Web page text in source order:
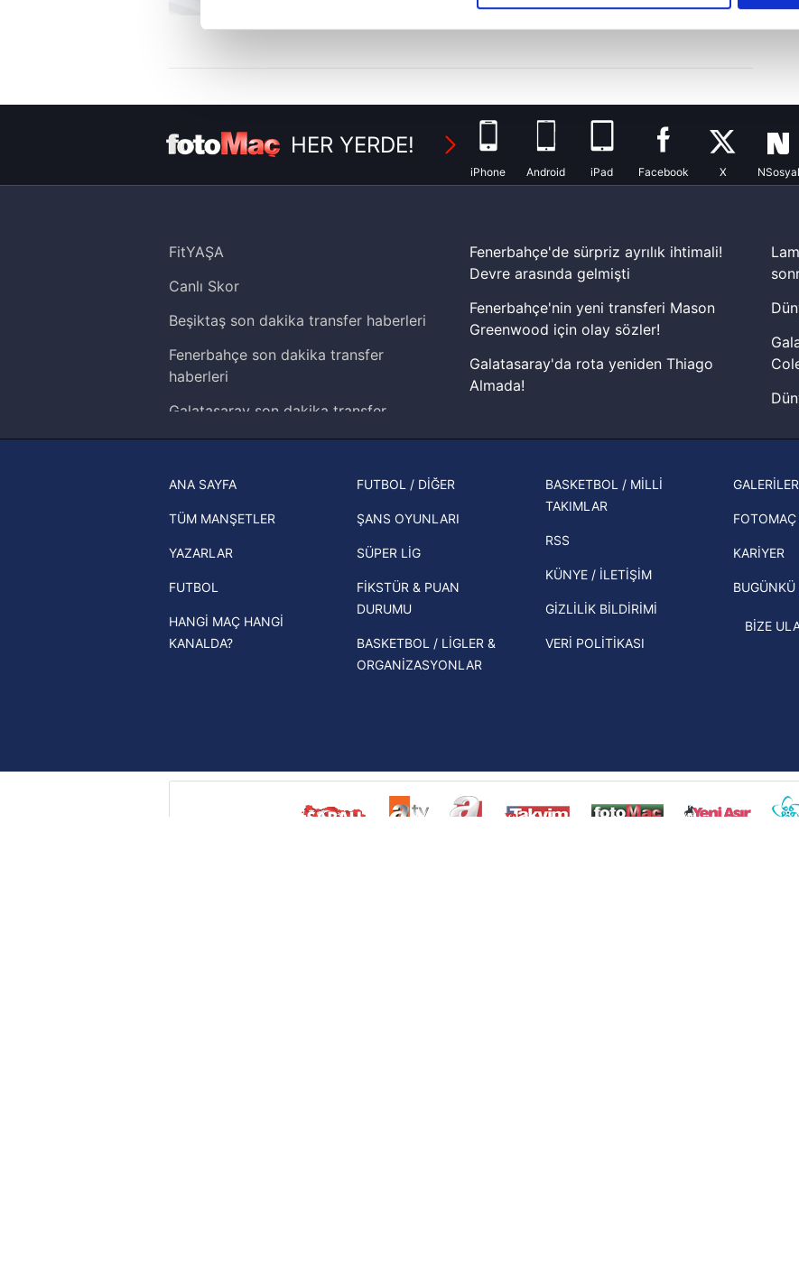
Her halükârda, kullanıcılar, bu çerezlere izin vermedikleri takdirde, kullanıcılara hedefli
çerezler vasıtasıyla çeşitli kişisel verileriniz işlenmekte olup gerekli olan çerezler bilgi
reklam/pazarlama faaliyetlerinin yapılması, amaçlarıyla sınırlı olarak açık rızanız dahilinde
Çerezlere ilişkin tercihlerinizi aşağıda yer alan panel vasıtasıyla belirleyebilirsiniz. Çerezlere
butonuna tıklayabilir,Çerez Bilgilendirme Metnimiziziyaret edebilirsiniz.
6698 sayılı Kişisel Verilerin Korunması Kanunu uyarınca hazırlanmış Aydınlatma Metnimizi
mevzuata uygun olarak kullanılan çerezlerle ilgili bilgi almak için lütfentıklayınız.
HER YERDE!
iPhone Android iPad Facebook X NSosyal
FitYAŞA
Canlı Skor
Beşiktaş son dakika transfer haberleri
Fenerbahçe son dakika transfer
haberleri
Galatasaray son dakika transfer
haberleri
Trendyol Süper Lig haberleri
Ziraat Türkiye Kupası haberleri
UEFA Şampiyonlar Ligi haberleri
UEFA Avrupa Ligi haberleri
UEFA Konferans Ligi haberleri
Fenerbahçe'de sürpriz ayrılık ihtimali!
Devre arasında gelmişti
Fenerbahçe'nin yeni transferi Mason
Greenwood için olay sözler!
Galatasaray'da rota yeniden Thiago
Almada!
muhtemel rakibi belli oldu! Gornik
İspanya-Arjantin finalinin ardından dış
Beşiktaş'ın UEFA Avrupa Ligi'nde 3. Ön
Eleme Turu muhtemel rakipleri belli
ANA SAYFA
TÜM MANŞETLER
YAZARLAR
FUTBOL
HANGİ MAÇ HANGİ
KANALDA?
FUTBOL / DİĞER
ŞANS OYUNLARI
SÜPER LİG
FİKSTÜR & PUAN
DURUMU
BASKETBOL / LİGLER &
ORGANİZASYONLAR
BASKETBOL / MİLLİ
TAKIMLAR
RSS
KÜNYE / İLETİŞİM
GİZLİLİK BİLDİRİMİ
VERİ POLİTİKASI
GALERİLER
KARİYER
BİZE